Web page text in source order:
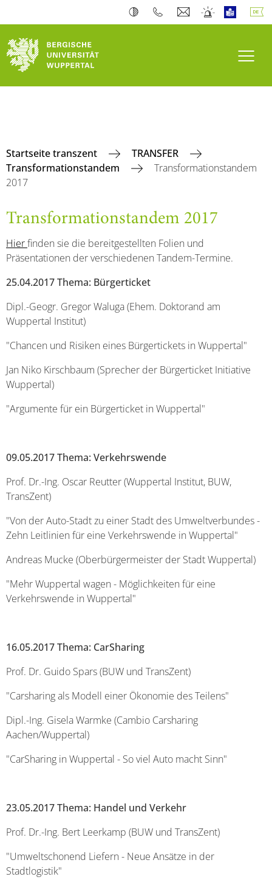
Startseite transzent
TRANSFER
Transformationstandem
Transformationstandem
2017
Transformationstandem 2017
Hierfinden sie die bereitgestellten Folien und
Präsentationen der verschiedenen Tandem-Termine.
25.04.2017 Thema: Bürgerticket
Dipl.-Geogr. Gregor Waluga (Ehem. Doktorand am
Wuppertal Institut)
"Chancen und Risiken eines Bürgertickets in Wuppertal"
Jan Niko Kirschbaum (Sprecher der Bürgerticket Initiative
Wuppertal)
"Argumente für ein Bürgerticket in Wuppertal"
09.05.2017 Thema: Verkehrswende
Prof. Dr.-Ing. Oscar Reutter (Wuppertal Institut, BUW,
TransZent)
"Von der Auto-Stadt zu einer Stadt des Umweltverbundes -
Zehn Leitlinien für eine Verkehrswende in Wuppertal"
Andreas Mucke (Oberbürgermeister der Stadt Wuppertal)
"Mehr Wuppertal wagen - Möglichkeiten für eine
Verkehrswende in Wuppertal"
16.05.2017 Thema: CarSharing
Prof. Dr. Guido Spars (BUW und TransZent)
"Carsharing als Modell einer Ökonomie des Teilens"
Dipl.-Ing. Gisela Warmke (Cambio Carsharing
Aachen/Wuppertal)
"CarSharing in Wuppertal - So viel Auto macht Sinn"
23.05.2017 Thema: Handel und Verkehr
Prof. Dr.-Ing. Bert Leerkamp (BUW und TransZent)
"Umweltschonend Liefern - Neue Ansätze in der
Stadtlogistik"